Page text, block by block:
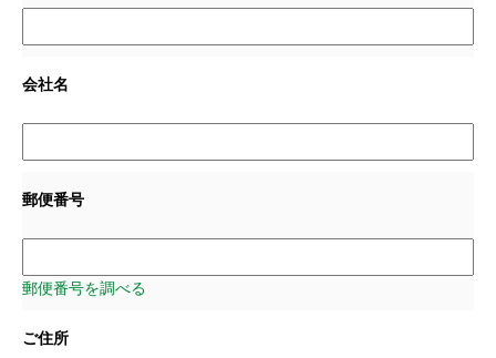
会社名
郵便番号
郵便番号を調べる
ご住所